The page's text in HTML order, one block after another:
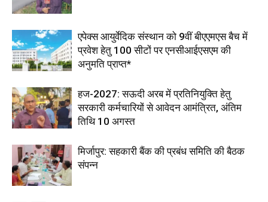
एपेक्स आयुर्वेदिक संस्थान को 9वीं बीएएमएस बैच में
प्रवेश हेतु 100 सीटों पर एनसीआईएसएम की
अनुमति प्राप्त*
हज-2027: सऊदी अरब में प्रतिनियुक्ति हेतु
सरकारी कर्मचारियों से आवेदन आमंत्रित, अंतिम
तिथि 10 अगस्त
मिर्जापुर: सहकारी बैंक की प्रबंध समिति की बैठक
संपन्न